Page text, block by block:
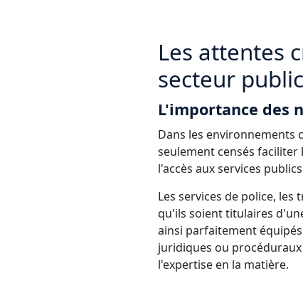
Les attentes
secteur public
L'importance des
Dans les environnements
seulement censés
l'accès aux services
Les services de police,
qu'ils soient titulaires
ainsi parfaitement
juridiques ou
l'expertise en la matière.